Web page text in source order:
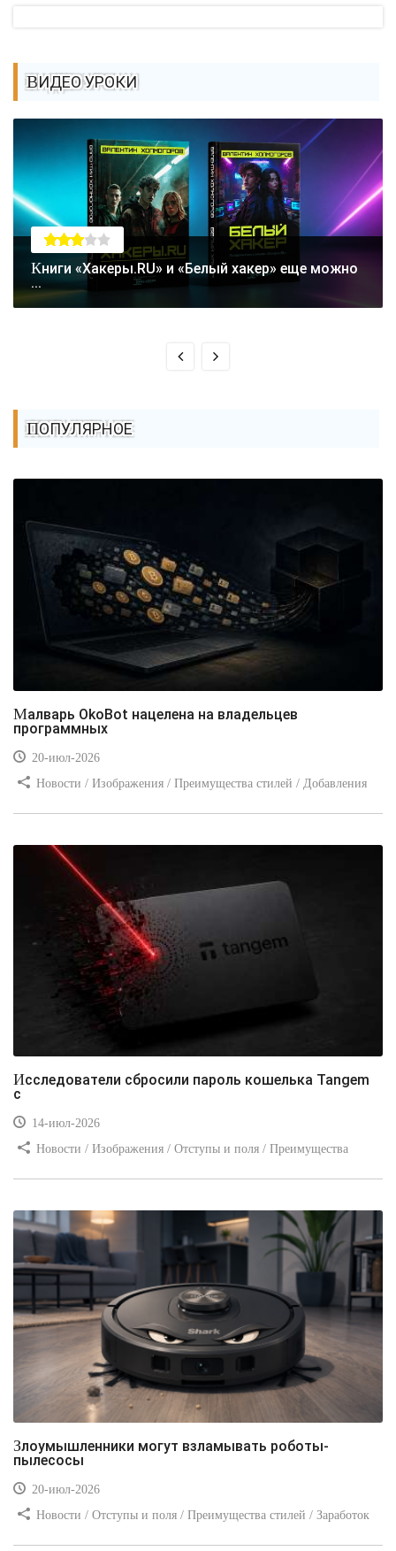
ВИДЕО УРОКИ
Книги «Хакеры.RU» и «Белый хакер» еще можно
...
ПОПУЛЯРНОЕ
Малварь OkoBot нацелена на владельцев
программных
20-июл-2026
Новости / Изображения / Преимущества стилей / Добавления
Исследователи сбросили пароль кошелька Tangem
с
14-июл-2026
Новости / Изображения / Отступы и поля / Преимущества
Злоумышленники могут взламывать роботы-
пылесосы
20-июл-2026
Новости / Отступы и поля / Преимущества стилей / Заработок